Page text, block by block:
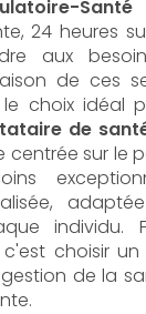
Santé
24 heures
aux
de ces
le choix idéal
de
centrée sur le
individu.
c'est choisir
de la